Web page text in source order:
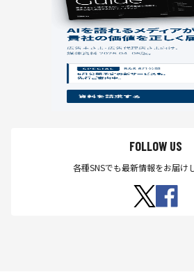
FOLLOW US
各種SNSでも最新情報をお届け